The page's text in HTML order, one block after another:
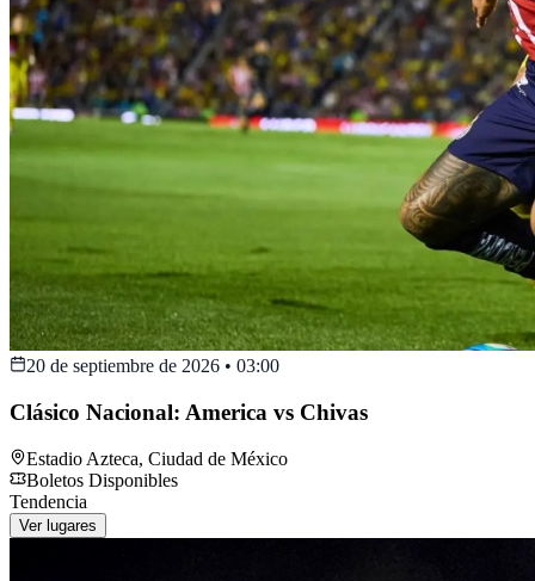
20 de septiembre de 2026 • 03:00
Clásico Nacional: America vs Chivas
Estadio Azteca, Ciudad de México
Boletos Disponibles
Tendencia
Ver lugares